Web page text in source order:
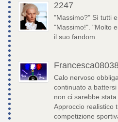
2247
"Massimo?" Sì tutti
"Massimo!". "Molto
il suo fandom.
Calo nervoso
continuato a
non ci sarebbe
Approccio realistico
competizione